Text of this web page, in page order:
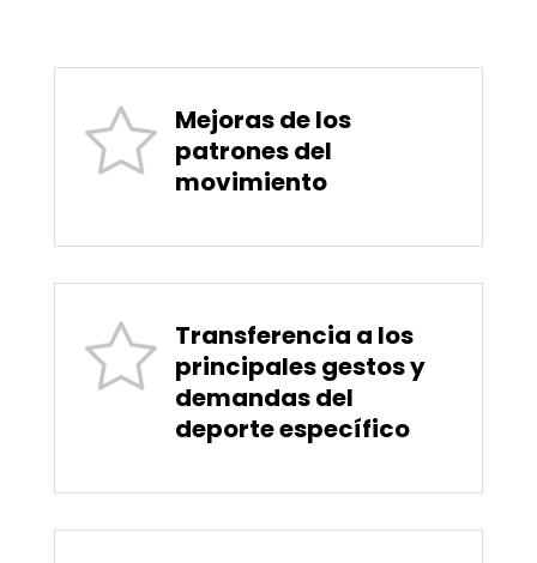
Mejoras de los
patrones del
movimiento
Transferencia a los
principales gestos y
demandas del
deporte específico